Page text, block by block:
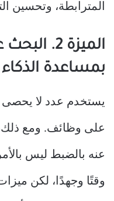
المترابطة، وتحسين
الميزة 2.
بمساعدة
على وظائف. ومع
عنه بالضبط ليس